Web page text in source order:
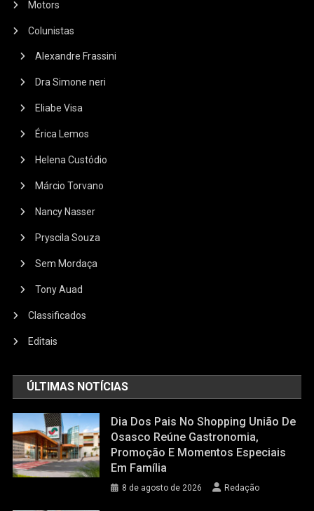
Motors
Colunistas
Alexandre Frassini
Dra Simone neri
Eliabe Visa
Érica Lemos
Helena Custódio
Márcio Torvano
Nancy Nasser
Pryscila Souza
Sem Mordaça
Tony Auad
Classificados
Editais
ÚLTIMAS NOTÍCIAS
Dia Dos Pais No Shopping União De
Osasco Reúne Gastronomia,
Promoção E Momentos Especiais
Em Família
8 de agosto de 2026 Redação